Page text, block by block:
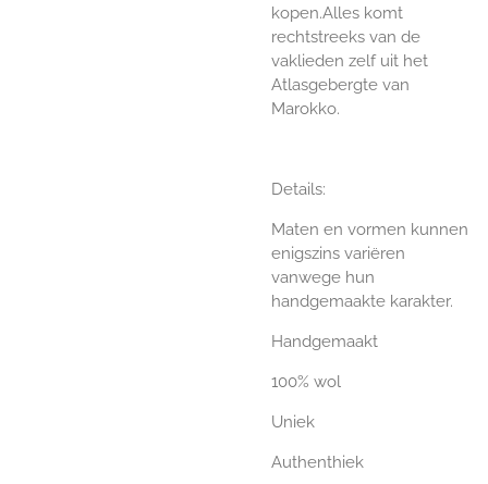
kopen.Alles komt
rechtstreeks van de
vaklieden zelf uit het
Atlasgebergte van
Marokko.
Details:
Maten en vormen kunnen
enigszins variëren
vanwege hun
handgemaakte karakter.
Handgemaakt
100% wol
Uniek
Authenthiek